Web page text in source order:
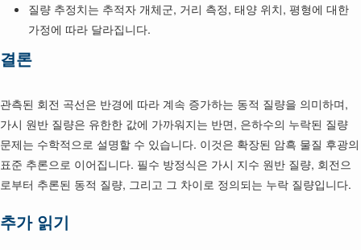
질량 추정치는 추적자 개체군, 거리 측정, 태양 위치, 평형에 대한
가정에 따라 달라집니다.
결론
관측된 회전 곡선은 반경에 따라 계속 증가하는 동적 질량을 의미하며,
가시 원반 질량은 유한한 값에 가까워지는 반면, 은하수의 누락된 질량
문제는 수학적으로 설명할 수 있습니다. 이것은 확장된 암흑 물질 후광의
표준 추론으로 이어집니다. 필수 방정식은 가시 지수 원반 질량, 회전으
로부터 추론된 동적 질량, 그리고 그 차이로 정의되는 누락 질량입니다.
추가 읽기